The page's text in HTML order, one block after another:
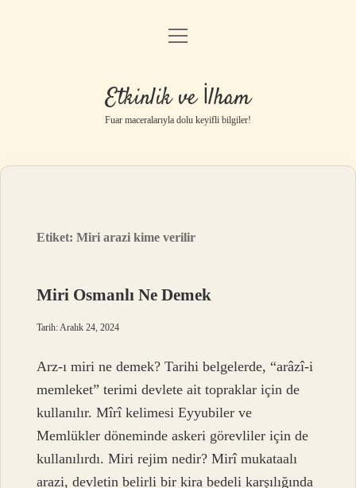
Anasayfa
Gizlilik Politikası
Yasal Uyarı
menüyü
Etkinlik ve İlham
Fuar maceralarıyla dolu keyifli bilgiler!
Etiket:Miri arazi kime verilir
Miri Osmanlı Ne Demek
Tarih: Aralık 24, 2024
Arz-ı miri ne demek? Tarihi belgelerde, “arâzî-i
memleket” terimi devlete ait topraklar için de
kullanılır. Mîrî kelimesi Eyyubiler ve
Memlükler döneminde askeri görevliler için de
kullanılırdı. Miri rejim nedir? Mirî mukataalı
arazi, devletin belirli bir kira bedeli karşılığında